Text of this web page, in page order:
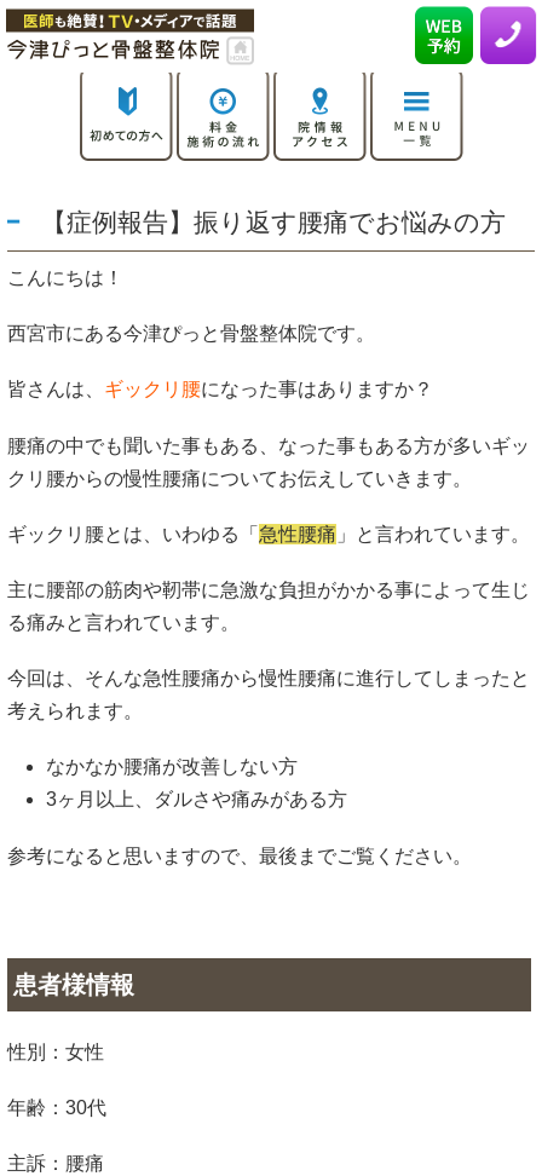
【症例報告】振り返す腰痛でお悩みの方
こんにちは！
西宮市にある今津ぴっと骨盤整体院です。
皆さんは、 ギックリ腰になった事はありますか？
腰痛の中でも聞いた事もある、なった事もある方が多いギッ
クリ腰からの慢性腰痛についてお伝えしていきます。
ギックリ腰とは、いわゆる「 急性腰痛 」と言われています。
主に腰部の筋肉や靭帯に急激な負担がかかる事によって生じ
る痛みと言われています。
今回は、そんな急性腰痛から慢性腰痛に進行してしまったと
考えられます。
なかなか腰痛が改善しない方
3ヶ月以上、ダルさや痛みがある方
参考になると思いますので、最後までご覧ください。
患者様情報
性別：女性
年齢：30代
主訴：腰痛